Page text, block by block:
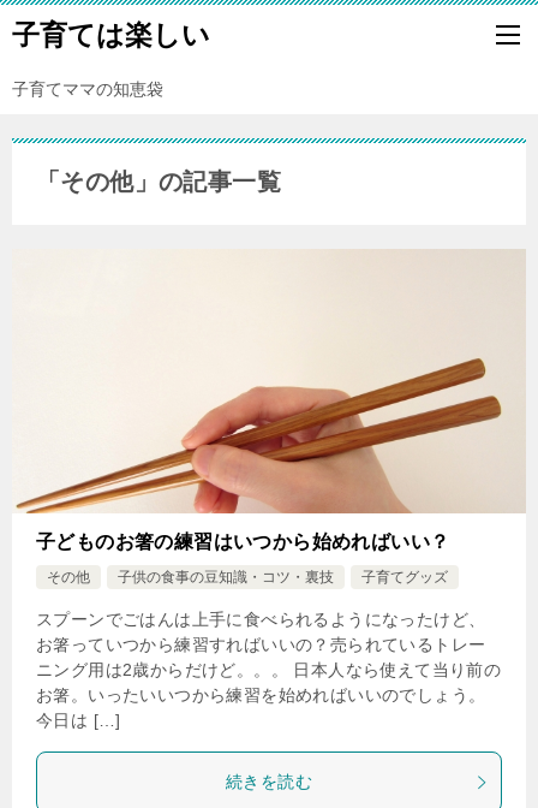
子育ては楽しい
子育てママの知恵袋
「その他」の記事一覧
子どものお箸の練習はいつから始めればいい？
その他 子供の食事の豆知識・コツ・裏技 子育てグッズ
スプーンでごはんは上手に食べられるようになったけど、
お箸っていつから練習すればいいの？売られているトレー
ニング用は2歳からだけど。。。 日本人なら使えて当り前の
お箸。いったいいつから練習を始めればいいのでしょう。
今日は […]
続きを読む